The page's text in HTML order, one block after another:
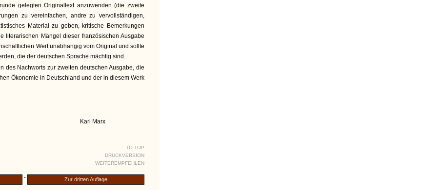
gelegten Originaltext anzuwenden (die zweite
zu vereinfachen, andre zu vervollständigen,
Material zu geben, kritische Bemerkungen
literarischen Mängel dieser französischen Ausgabe
Wert unabhängig vom Original und sollte
die der deutschen Sprache mächtig sind.
des Nachworts zur zweiten deutschen Ausgabe, die
Ökonomie in Deutschland und der in diesem Werk
Karl Marx
TO TOP
DRUCKVERSION
WEITEREMPFEHLEN
- Zur dritten Auflage